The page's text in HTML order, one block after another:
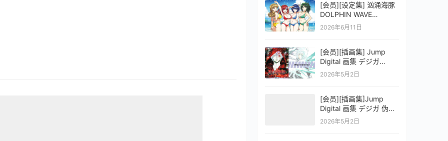
[会员][设定集] 汹涌海豚
DOLPHIN WAVE
OFFICIAL VISUAL
2026年6月11日
[会员][插画集] Jump
Digital 画集 デジガ
D.Gray-man
2026年5月2日
[会员][插画集]Jump
Digital 画集 デジガ 伪恋
ニセコイ 3
2026年5月2日